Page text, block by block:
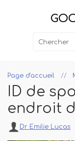
Page d'accueil
ID de
endroit
Dr Emilie Lucas